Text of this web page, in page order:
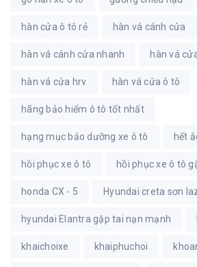
hàn cửa ô tô rẻ hàn vá cánh cửa
hàn vá cánh cửa nhanh hàn vá
hàn vá cửa hrv hàn vá cửa ô tô
hãng bảo hiểm ô tô tốt nhất
hạng mục bảo dưỡng xe ô tô hết
hồi phục xe ô tô hồi phục xe ô tô
honda CX - 5 Hyundai creta sơn
hyundai Elantra gặp tai nạn mạnh
khaichoixe khaiphuchoi